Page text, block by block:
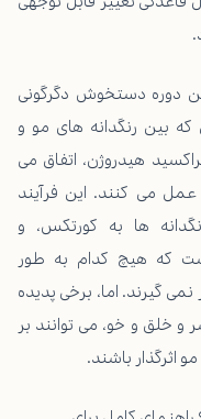
دوره دستخوش دگرگونی
بین رنگدانه های مو و
هیدروژن، اتفاق می
می کنند. این فرآیند
ها به کورتکس، و
که هیچ کدام به طور
گیرند. اما، برخی پدیده
و خلق و خو، می توانند بر
اثرگذار باشند.